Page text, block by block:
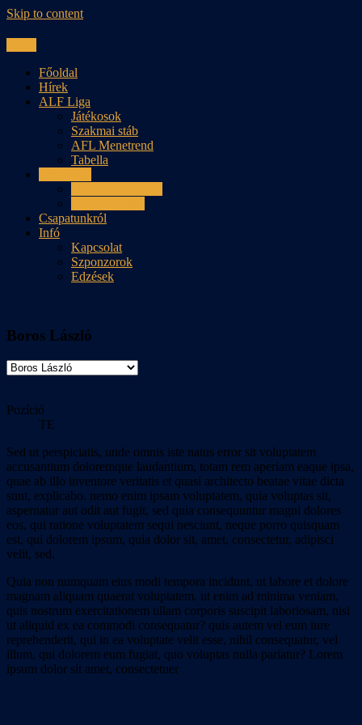
Skip to content
Főoldal
Hírek
ALF Liga
Játékosok
Szakmai stáb
AFL Menetrend
Tabella
Csapatunkról
Infó
Kapcsolat
Szponzorok
Edzések
Boros László
Pozíció
TE
Sed ut perspiciatis, unde omnis iste natus error sit voluptatem
accusantium doloremque laudantium, totam rem aperiam eaque ipsa,
quae ab illo inventore veritatis et quasi architecto beatae vitae dicta
sunt, explicabo. nemo enim ipsam voluptatem, quia voluptas sit,
aspernatur aut odit aut fugit, sed quia consequuntur magni dolores
eos, qui ratione voluptatem sequi nesciunt, neque porro quisquam
est, qui dolorem ipsum, quia dolor sit, amet, consectetur, adipisci
velit, sed.
Quia non numquam eius modi tempora incidunt, ut labore et dolore
magnam aliquam quaerat voluptatem. ut enim ad minima veniam,
quis nostrum exercitationem ullam corporis suscipit laboriosam, nisi
ut aliquid ex ea commodi consequatur? quis autem vel eum iure
reprehenderit, qui in ea voluptate velit esse, nihil consequatur, vel
illum, qui dolorem eum fugiat, quo voluptas nulla pariatur? Lorem
ipsum dolor sit amet, consectetuer